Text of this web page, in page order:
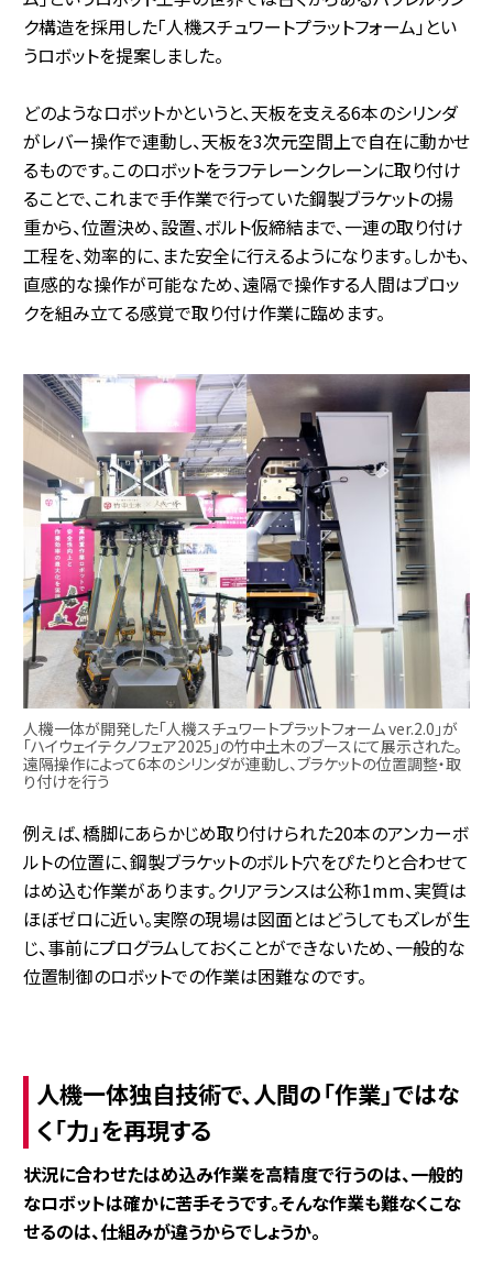
ク構造を採用した「人機スチュワートプラットフォーム」とい
うロボットを提案しました。
どのようなロボットかというと、天板を支える6本のシリンダ
がレバー操作で連動し、天板を3次元空間上で自在に動かせ
るものです。このロボットをラフテレーンクレーンに取り付け
ることで、これまで手作業で行っていた鋼製ブラケットの揚
重から、位置決め、設置、ボルト仮締結まで、一連の取り付け
工程を、効率的に、また安全に行えるようになります。しかも、
直感的な操作が可能なため、遠隔で操作する人間はブロッ
クを組み立てる感覚で取り付け作業に臨めます。
人機一体が開発した「人機スチュワートプラットフォーム ver.2.0」が
「ハイウェイテクノフェア2025」の竹中土木のブースにて展示された。
遠隔操作によって6本のシリンダが連動し、ブラケットの位置調整・取
り付けを行う
例えば、橋脚にあらかじめ取り付けられた20本のアンカーボ
ルトの位置に、鋼製ブラケットのボルト穴をぴたりと合わせて
はめ込む作業があります。クリアランスは公称1mm、実質は
ほぼゼロに近い。実際の現場は図面とはどうしてもズレが生
じ、事前にプログラムしておくことができないため、一般的な
位置制御のロボットでの作業は困難なのです。
人機一体独自技術で、人間の「作業」ではな
く「力」を再現する
――状況に合わせたはめ込み作業を高精度で行うのは、一般的
なロボットは確かに苦手そうです。そんな作業も難なくこな
せるのは、仕組みが違うからでしょうか。